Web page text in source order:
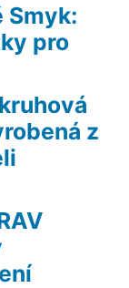
Smyk:
pro
z